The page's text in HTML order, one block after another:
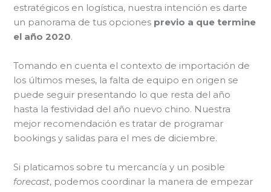
estratégicos en logística, nuestra intención es darte
un panorama de tus opciones previo a que termine
el año 2020.
Tomando en cuenta el contexto de importación de
los últimos meses, la falta de equipo en origen se
puede seguir presentando lo que resta del año
hasta la festividad del año nuevo chino. Nuestra
mejor recomendación es tratar de programar
bookings y salidas para el mes de diciembre.
Si platicamos sobre tu mercancía y un posible
forecast, podemos coordinar la manera de empezar